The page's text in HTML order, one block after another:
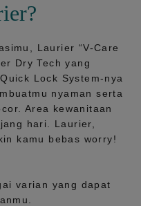
Laurier “V-Care
Dry Tech yang
Quick Lock System-nya
nyaman serta
Area kewanitaan
hari.
Laurier,
kamu bebas worry!
varian yang dapat